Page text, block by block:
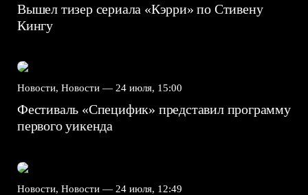
Вышел тизер сериала «Кэрри» по Стивену
Кингу
Новости, Новости — 24 июля, 15:00
Фестиваль «Специфик» представил программу
первого уикенда
Новости, Новости — 24 июля, 12:49